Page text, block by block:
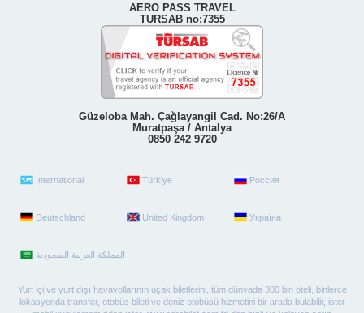
AERO PASS TRAVEL
TURSAB no:7355
Güzeloba Mah. Çağlayangil Cad. No:26/A
Muratpaşa / Antalya
0850 242 9720
International Türkiye Россия
Deutschland United Kingdom Україна
Yurt içi ve yurt dışı havayollarının uçak biletlerini, tüm dünyada 300 bin oteli, binlerce
lokasyonda transfer, otobüs bileti ve deniz otobüsü hizmetini bir arada bulabilir, ister